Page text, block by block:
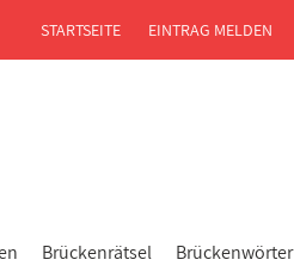
Brückenrätsel Brückenwörter
STARTSEITE EINTRAG MELDEN